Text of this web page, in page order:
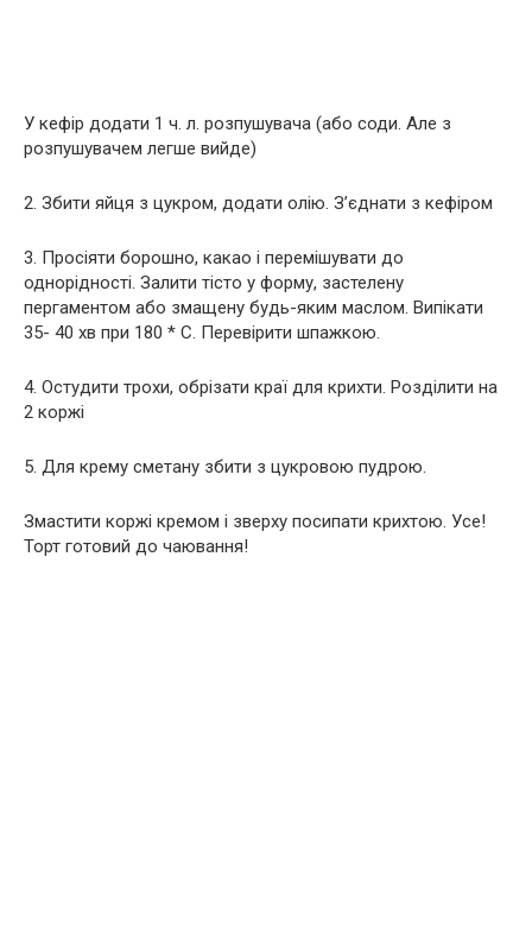
У кефір додати 1 ч. л. розпушувача (або соди. Але з
розпушувачем легше вийде)
2. Збити яйця з цукром, додати олію. З’єднати з кефіром
3. Просіяти борошно, какао і перемішувати до
однорідності. Залити тісто у форму, застелену
пергаментом або змащену будь-яким маслом. Випікати
35- 40 хв при 180 * С. Перевірити шпажкою.
4. Остудити трохи, обрізати краї для крихти. Розділити на
2 коржі
5. Для крему сметану збити з цукровою пудрою.
Змастити коржі кремом і зверху посипати крихтою. Усе!
Торт готовий до чаювання!